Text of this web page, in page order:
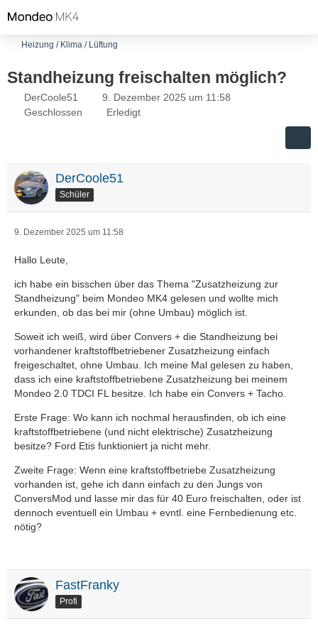
Heizung / Klima / Lüftung
Standheizung freischalten möglich?
DerCoole51
9. Dezember 2025 um 11:58
Geschlossen
Erledigt
DerCoole51
Schüler
9. Dezember 2025 um 11:58
Hallo Leute,
ich habe ein bisschen über das Thema "Zusatzheizung zur
Standheizung" beim Mondeo MK4 gelesen und wollte mich
erkunden, ob das bei mir (ohne Umbau) möglich ist.
Soweit ich weiß, wird über Convers + die Standheizung bei
vorhandener kraftstoffbetriebener Zusatzheizung einfach
freigeschaltet, ohne Umbau. Ich meine Mal gelesen zu haben,
dass ich eine kraftstoffbetriebene Zusatzheizung bei meinem
Mondeo 2.0 TDCI FL besitze. Ich habe ein Convers + Tacho.
Erste Frage: Wo kann ich nochmal herausfinden, ob ich eine
kraftstoffbetriebene (und nicht elektrische) Zusatzheizung
besitze? Ford Etis funktioniert ja nicht mehr.
Zweite Frage: Wenn eine kraftstoffbetriebe Zusatzheizung
vorhanden ist, gehe ich dann einfach zu den Jungs von
ConversMod und lasse mir das für 40 Euro freischalten, oder ist
dennoch eventuell ein Umbau + evntl. eine Fernbedienung etc.
nötig?
FastFranky
Profi